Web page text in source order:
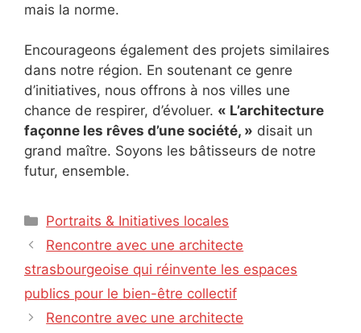
mais la norme.
Encourageons également des projets similaires
dans notre région. En soutenant ce genre
d’initiatives, nous offrons à nos villes une
chance de respirer, d’évoluer. « L’architecture
façonne les rêves d’une société, » disait un
grand maître. Soyons les bâtisseurs de notre
futur, ensemble.
Catégories
Portraits & Initiatives locales
Rencontre avec une architecte
strasbourgeoise qui réinvente les espaces
publics pour le bien-être collectif
Rencontre avec une architecte